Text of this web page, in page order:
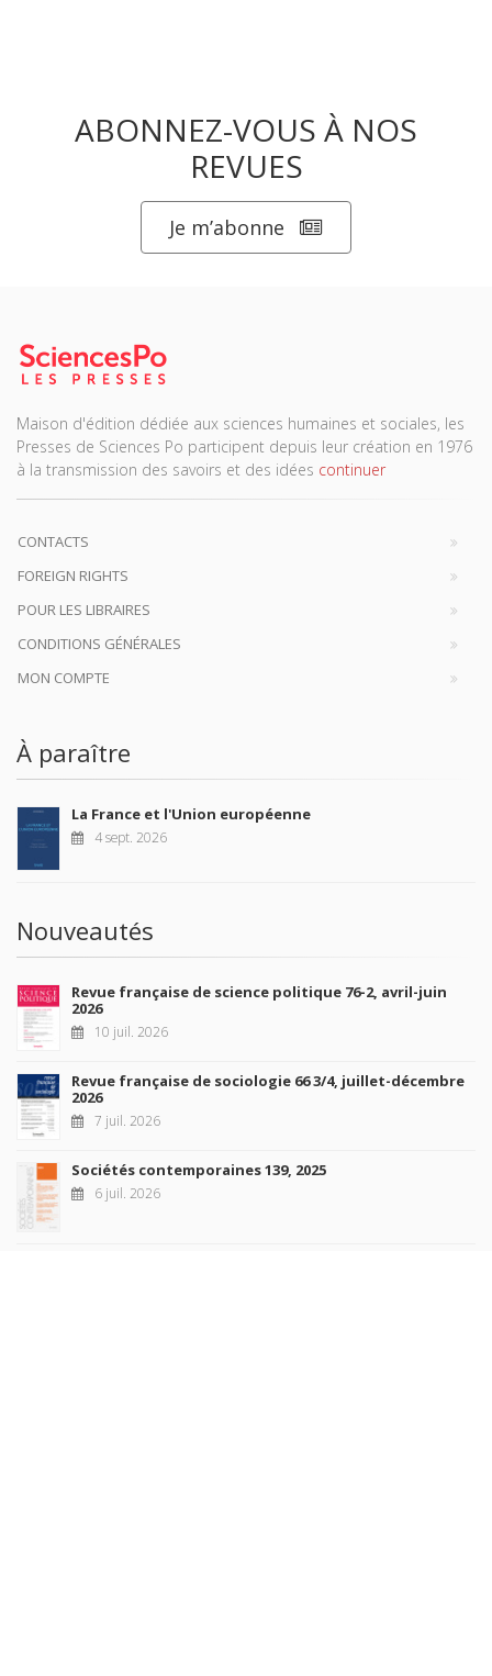
ABONNEZ-VOUS À NOS
REVUES
Je m’abonne
Maison d'édition dédiée aux sciences humaines et sociales, les
Presses de Sciences Po participent depuis leur création en 1976
à la transmission des savoirs et des idées continuer
CONTACTS
FOREIGN RIGHTS
POUR LES LIBRAIRES
CONDITIONS GÉNÉRALES
MON COMPTE
À paraître
La France et l'Union européenne
4 sept. 2026
Nouveautés
Revue française de science politique 76-2, avril-juin
2026
10 juil. 2026
Revue française de sociologie 66 3/4, juillet-décembre
2026
7 juil. 2026
Sociétés contemporaines 139, 2025
6 juil. 2026